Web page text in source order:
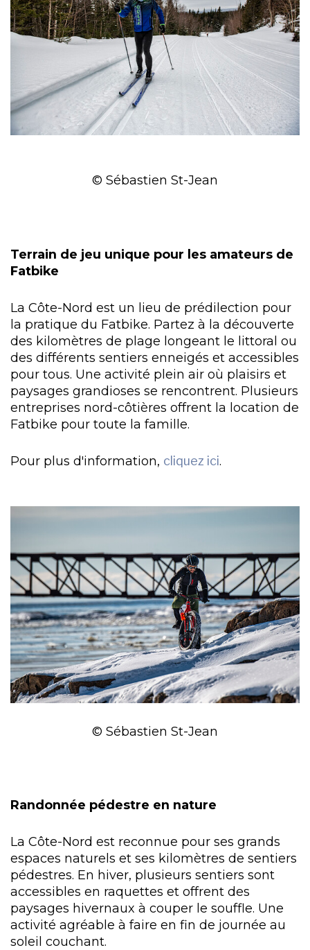
© Sébastien St-Jean
Terrain de jeu unique pour les amateurs de
Fatbike
La Côte-Nord est un lieu de prédilection pour
la pratique du Fatbike. Partez à la découverte
des kilomètres de plage longeant le littoral ou
des différents sentiers enneigés et accessibles
pour tous. Une activité plein air où plaisirs et
paysages grandioses se rencontrent. Plusieurs
entreprises nord-côtières offrent la location de
Fatbike pour toute la famille.
Pour plus d'information, cliquez ici.
© Sébastien St-Jean
Randonnée pédestre en nature
La Côte-Nord est reconnue pour ses grands
espaces naturels et ses kilomètres de sentiers
pédestres. En hiver, plusieurs sentiers sont
accessibles en raquettes et offrent des
paysages hivernaux à couper le souffle. Une
activité agréable à faire en fin de journée au
soleil couchant.